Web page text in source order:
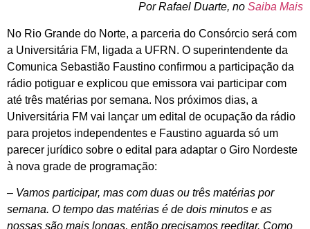
Por Rafael Duarte, no Saiba Mais
No Rio Grande do Norte, a parceria do Consórcio será com
a Universitária FM, ligada a UFRN. O superintendente da
Comunica Sebastião Faustino confirmou a participação da
rádio potiguar e explicou que emissora vai participar com
até três matérias por semana. Nos próximos dias, a
Universitária FM vai lançar um edital de ocupação da rádio
para projetos independentes e Faustino aguarda só um
parecer jurídico sobre o edital para adaptar o Giro Nordeste
à nova grade de programação:
– Vamos participar, mas com duas ou três matérias por
semana. O tempo das matérias é de dois minutos e as
nossas são mais longas, então precisamos reeditar. Como